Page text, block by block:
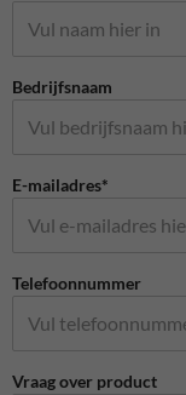
Bedrijfsnaam
E-mailadres*
Telefoonnummer
Vraag over product